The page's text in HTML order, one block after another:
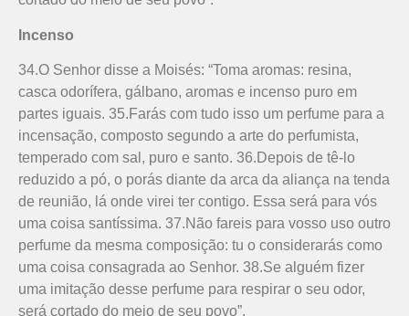
Incenso
34.O Senhor disse a Moisés: “Toma aromas: resina,
casca odorí­fera, gálbano, aromas e incenso puro em
partes iguais. 35.Farás com tudo isso um perfume para a
incensação, composto segundo a arte do perfumista,
temperado com sal, puro e santo. 36.Depois de tê-lo
reduzido a pó, o porás diante da arca da aliança na tenda
de reunião, lá onde virei ter contigo. Essa será para vós
uma coisa santíssima. 37.Não fareis para vosso uso outro
perfume da mesma composição: tu o considerarás como
uma coisa consagrada ao Senhor. 38.Se alguém fizer
uma imitação desse perfume para respirar o seu odor,
será cortado do meio de seu povo”.